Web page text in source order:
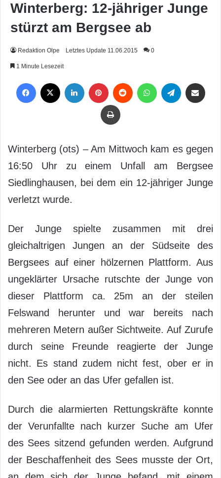
Winterberg: 12-jähriger Junge
stürzt am Bergsee ab
Redaktion Olpe Letztes Update 11.06.2015 0
1 Minute Lesezeit
Drucken
Winterberg (ots) – Am Mittwoch kam es gegen
16:50 Uhr zu einem Unfall am Bergsee
Siedlinghausen, bei dem ein 12-jähriger Junge
verletzt wurde.
Der Junge spielte zusammen mit drei
gleichaltrigen Jungen an der Südseite des
Bergsees auf einer hölzernen Plattform. Aus
ungeklärter Ursache rutschte der Junge von
dieser Plattform ca. 25m an der steilen
Felswand herunter und war bereits nach
mehreren Metern außer Sichtweite. Auf Zurufe
durch seine Freunde reagierte der Junge
nicht. Es stand zudem nicht fest, ober er in
den See oder an das Ufer gefallen ist.
Durch die alarmierten Rettungskräfte konnte
der Verunfallte nach kurzer Suche am Ufer
des Sees sitzend gefunden werden. Aufgrund
der Beschaffenheit des Sees musste der Ort,